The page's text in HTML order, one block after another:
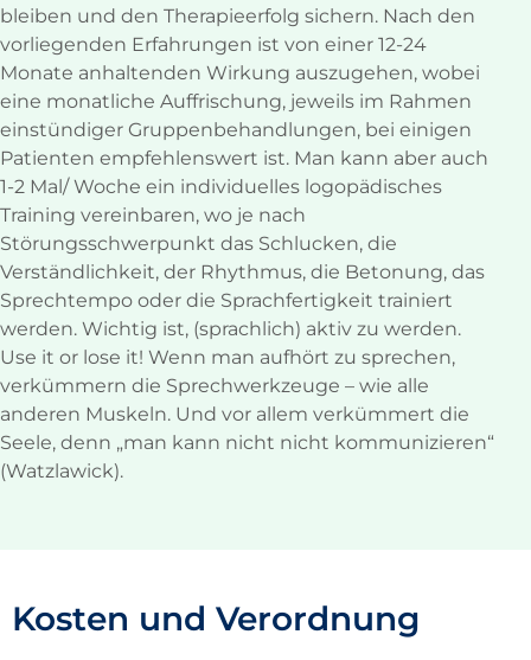
bleiben und den Therapieerfolg sichern. Nach den
vorliegenden Erfahrungen ist von einer 12-24
Monate anhaltenden Wirkung auszugehen, wobei
eine monatliche Auffrischung, jeweils im Rahmen
einstündiger Gruppenbehandlungen, bei einigen
Patienten empfehlenswert ist. Man kann aber auch
1-2 Mal/ Woche ein individuelles logopädisches
Training vereinbaren, wo je nach
Störungsschwerpunkt das Schlucken, die
Verständlichkeit, der Rhythmus, die Betonung, das
Sprechtempo oder die Sprachfertigkeit trainiert
werden. Wichtig ist, (sprachlich) aktiv zu werden.
Use it or lose it! Wenn man aufhört zu sprechen,
verkümmern die Sprechwerkzeuge – wie alle
anderen Muskeln. Und vor allem verkümmert die
Seele, denn „man kann nicht nicht kommunizieren“
(Watzlawick).
Kosten und Verordnung